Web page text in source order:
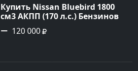
Купить Nissan Bluebird 1800
см3 АКПП (170 л.с.) Бензиновый
в Новороссийск: цвет Белый
Седан 1996 года по цене 120000
120 000